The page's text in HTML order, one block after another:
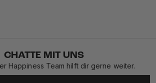
CHATTE MIT UNS
Happiness Team hilft dir gerne weiter.